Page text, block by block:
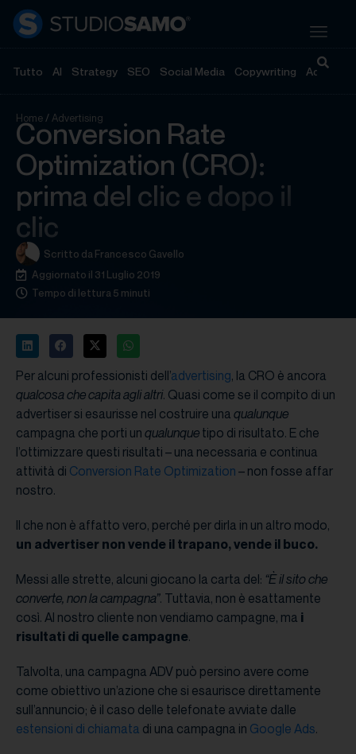
Tutto AI Strategy SEO Social Media Copywriting
Home/Advertising
Conversion Rate
Optimization (CRO):
prima del clic e dopo il
clic
Scritto da Francesco Gavello
Aggiornato il 31 Luglio 2019
Tempo di lettura 5 minuti
Per alcuni professionisti dell’advertising, la CRO è ancora
qualcosa che capita agli altri. Quasi come se il compito di un
advertiser si esaurisse nel costruire una qualunque
campagna che porti un qualunque tipo di risultato. E che
l’ottimizzare questi risultati – una necessaria e continua
attività di Conversion Rate Optimization – non fosse affar
nostro.
Il che non è affatto vero, perché per dirla in un altro modo,
un advertiser non vende il trapano, vende il buco.
Messi alle strette, alcuni giocano la carta del: “È il sito che
converte, non la campagna”. Tuttavia, non è esattamente
così. Al nostro cliente non vendiamo campagne, ma i
risultati di quelle campagne.
Talvolta, una campagna ADV può persino avere come
come obiettivo un’azione che si esaurisce direttamente
sull’annuncio; è il caso delle telefonate avviate dalle
estensioni di chiamata di una campagna in Google Ads.